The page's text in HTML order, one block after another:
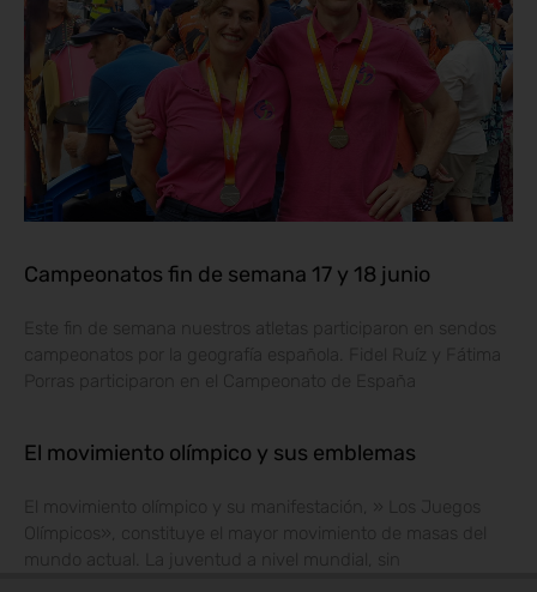
Campeonatos fin de semana 17 y 18 junio
Este fin de semana nuestros atletas participaron en sendos
campeonatos por la geografía española. Fidel Ruíz y Fátima
Porras participaron en el Campeonato de España
El movimiento olímpico y sus emblemas
El movimiento olímpico y su manifestación, » Los Juegos
Olímpicos», constituye el mayor movimiento de masas del
mundo actual. La juventud a nivel mundial, sin